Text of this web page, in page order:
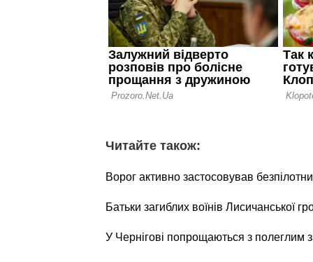
Читайте також:
Ворог активно застосовував
Батьки загиблих воїнів Лисичанської
У Чернігові попрощаються з